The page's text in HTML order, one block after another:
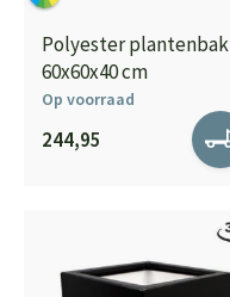
Polyester plantenbak
60x60x40 cm
Op voorraad
244,95